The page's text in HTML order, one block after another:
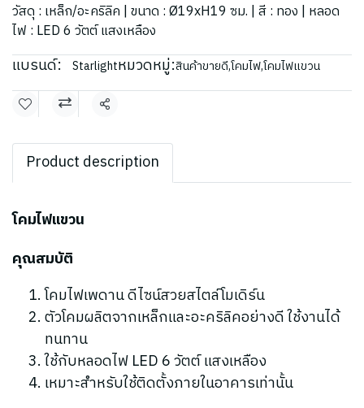
วัสดุ : เหล็ก/อะคริลิค | ขนาด : Ø19xH19 ซม. | สี : ทอง | หลอด
ไฟ : LED 6 วัตต์ แสงเหลือง
แบรนด์: Starlightหมวดหมู่:สินค้าขายดี,โคมไฟ,โคมไฟแขวน
แชร์
Product description
โคมไฟแขวน
คุณสมบัติ
โคมไฟเพดาน ดีไซน์สวยสไตล์โมเดิร์น
ตัวโคมผลิตจากเหล็กและอะคริลิคอย่างดี ใช้งานได้
ทนทาน
ใช้กับหลอดไฟ LED 6 วัตต์ แสงเหลือง
เหมาะสำหรับใช้ติดตั้งภายในอาคารเท่านั้น